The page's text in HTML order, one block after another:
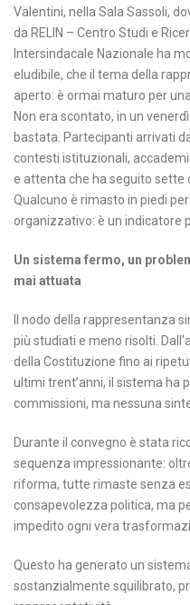
Valentini, nella Sala Sassoli,
da RELIN – Centro Studi e
Intersindacale Nazionale ha
eludibile, che il tema della
aperto: è ormai maturo per
Non era scontato, in un
bastata. Partecipanti arrivati
contesti istituzionali,
e attenta che ha seguito sette
Qualcuno è rimasto in piedi
organizzativo: è un indicatore
Un sistema fermo, un
mai attuata
Il nodo della rappresentanza
più studiati e meno risolti.
della Costituzione fino ai
ultimi trent’anni, il sistema ha
commissioni, ma nessuna
Durante il convegno è stata
sequenza impressionante:
riforma, tutte rimaste senza
consapevolezza politica, ma
impedito ogni vera
Questo ha generato un
sostanzialmente squilibrato,